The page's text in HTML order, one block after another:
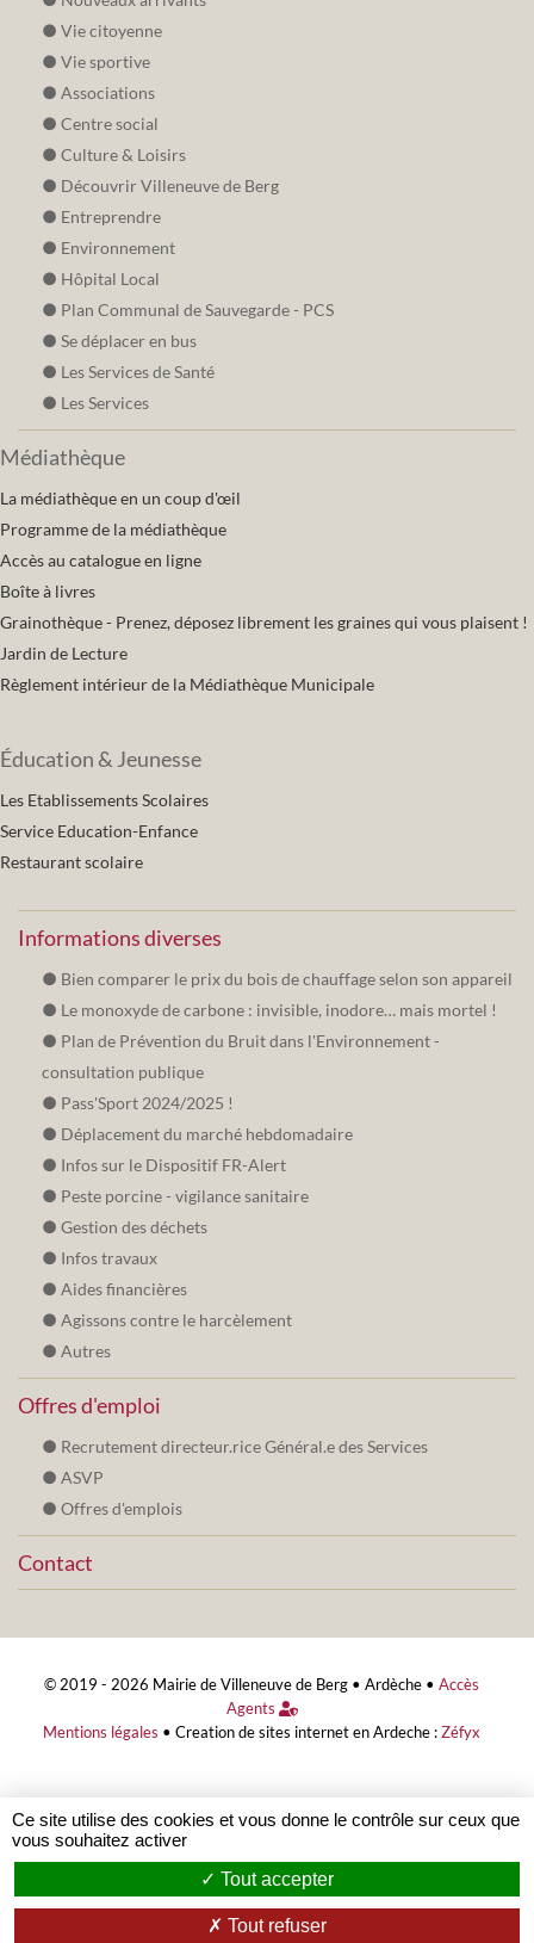
Vie citoyenne
Vie sportive
Associations
Centre social
Culture & Loisirs
Découvrir Villeneuve de Berg
Entreprendre
Environnement
Hôpital Local
Plan Communal de Sauvegarde - PCS
Se déplacer en bus
Les Services de Santé
Les Services
Médiathèque
La médiathèque en un coup d'œil
Programme de la médiathèque
Accès au catalogue en ligne
Boîte à livres
Grainothèque - Prenez, déposez librement les graines qui vous plaisent !
Jardin de Lecture
Règlement intérieur de la Médiathèque Municipale
Éducation & Jeunesse
Les Etablissements Scolaires
Service Education-Enfance
Restaurant scolaire
Informations diverses
Bien comparer le prix du bois de chauffage selon son appareil
Le monoxyde de carbone : invisible, inodore… mais mortel !
Plan de Prévention du Bruit dans l'Environnement -
consultation publique
Pass'Sport 2024/2025 !
Déplacement du marché hebdomadaire
Infos sur le Dispositif FR-Alert
Peste porcine - vigilance sanitaire
Gestion des déchets
Infos travaux
Aides financières
Agissons contre le harcèlement
Autres
Offres d'emploi
Recrutement directeur.rice Général.e des Services
ASVP
Offres d'emplois
Contact
© 2019 - 2026 Mairie de Villeneuve de Berg •Ardèche •Accès
Agents
Mentions légales •Creation de sites internet en Ardeche : Zéfyx
Ce site utilise des cookies et vous donne le contrôle sur ceux que
vous souhaitez activer
Tout accepter
Tout refuser